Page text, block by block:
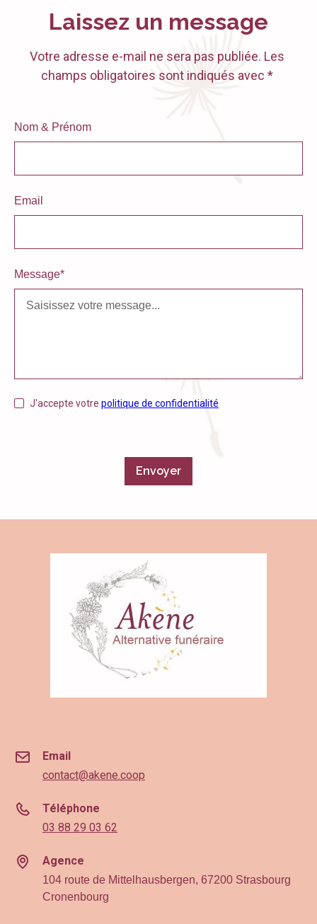
Laissez un message
Votre adresse e-mail ne sera pas publiée. Les
champs obligatoires sont indiqués avec *
Nom & Prénom
Email
Message*
J'accepte votre politique de confidentialité
Email
contact@akene.coop
Téléphone
03 88 29 03 62
Agence
104 route de Mittelhausbergen, 67200 Strasbourg
Cronenbourg